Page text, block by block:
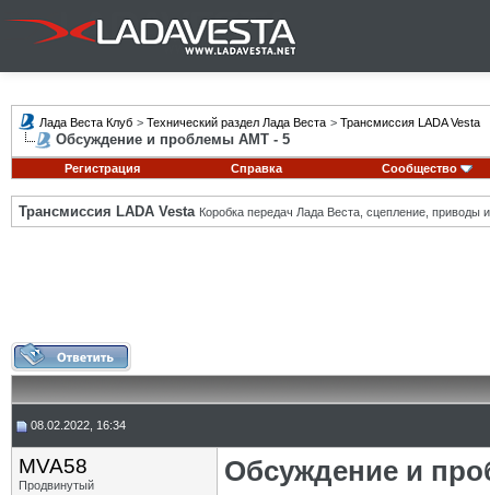
Лада Веста Клуб > Технический раздел Лада Веста > Трансмиссия LADA Vesta
Обсуждение и проблемы АМТ - 5
Регистрация Справка Сообщество
Трансмиссия LADA Vesta Коробка передач Лада Веста, сцепление, приводы и
08.02.2022, 16:34
MVA58
Продвинутый
Обсуждение и